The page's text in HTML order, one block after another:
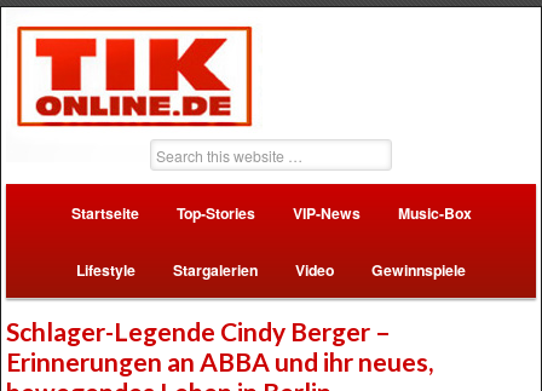
Startseite Top-Stories VIP-News Music-Box
Lifestyle Stargalerien Video Gewinnspiele
Schlager-Legende Cindy Berger –
Erinnerungen an ABBA und ihr neues,